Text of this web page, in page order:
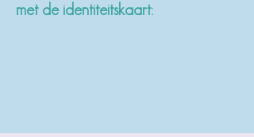
met de identiteitskaart: